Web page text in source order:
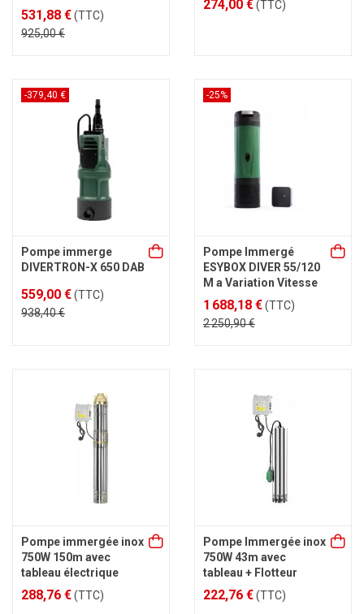
531,88 €(TTC)
925,00 €
274,00 €(TTC)
-379,40 €
Pompe immerge
DIVERTRON-X 650 DAB
559,00 €(TTC)
938,40 €
-25%
Pompe Immergé
ESYBOX DIVER 55/120
M a Variation Vitesse
1 688,18 €(TTC)
2 250,90 €
Pompe immergée inox
750W 150m avec
tableau électrique
288,76 €(TTC)
Pompe Immergée inox
750W 43m avec
tableau + Flotteur
222,76 €(TTC)